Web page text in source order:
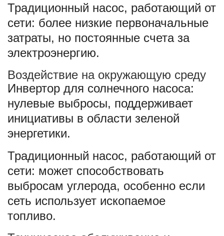
Традиционный насос, работающий от
сети: более низкие первоначальные
затраты, но постоянные счета за
электроэнергию.
Воздействие на окружающую среду
Инвертор для солнечного насоса:
нулевые выбросы, поддерживает
инициативы в области зеленой
энергетики.
Традиционный насос, работающий от
сети: может способствовать
выбросам углерода, особенно если
сеть использует ископаемое
топливо.